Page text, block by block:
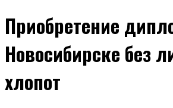
Приобретение
Новосибирске без
хлопот